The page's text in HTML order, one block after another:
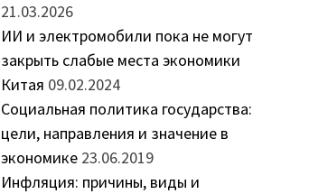
21.03.2026
ИИ и электромобили пока не могут
закрыть слабые места экономики
Китая 09.02.2024
Социальная политика государства:
цели, направления и значение в
экономике 23.06.2019
Инфляция: причины, виды и